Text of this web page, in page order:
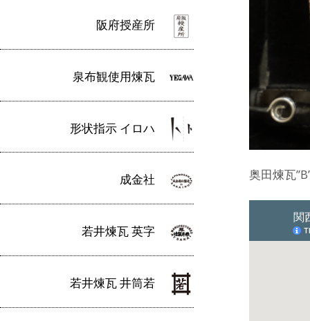
阪府授産所
泉布観使用煉瓦
形状指示 イロハ
成金社
若井煉瓦 英字
若井煉瓦 井筒若
奥田煉瓦